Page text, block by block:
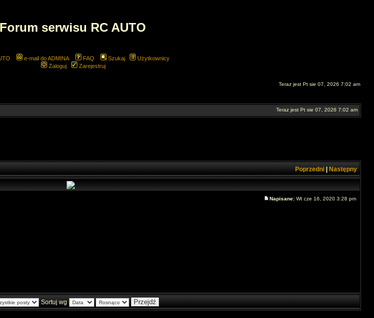
Forum serwisu RC AUTO
e-mail do ADMINA FAQ Szukaj
Użytkownicy
Zaloguj
Zarejestruj
Teraz jest Pt sie 07, 2026 7:02 am
Teraz jest Pt sie 07, 2026 7:02 am
Poprzedni Następny
Napisane: Wt cze 16, 2020 3:28 pm
Sortuj wg